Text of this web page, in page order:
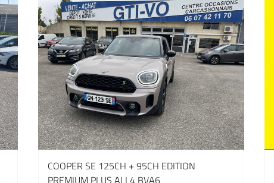
COOPER SE 125CH + 95CH EDITION